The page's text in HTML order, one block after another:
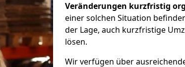
Veränderungen kurzfristig
einer solchen Situation
der Lage, auch kurzfristige
lösen.
Wir verfügen über